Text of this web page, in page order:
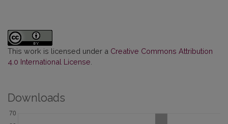
This work is licensed under a Creative Commons Attribution
4.0 International License
Downloads